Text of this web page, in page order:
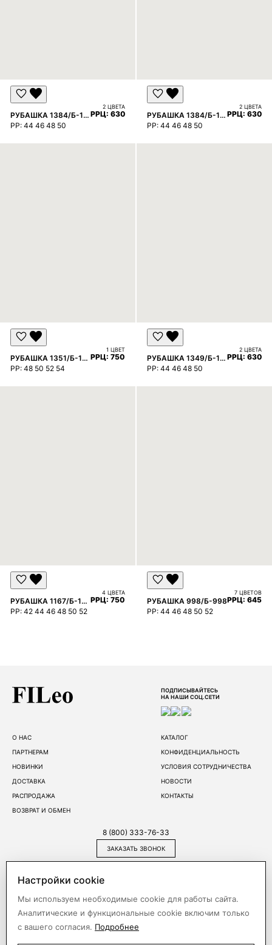
РУБАШКА 1384/Б-1384
2 ЦВЕТА
РРЦ: 6300 ₽
РР: 44 46 48 50
РУБАШКА 1384/Б-1384
2 ЦВЕТА
РРЦ: 6300
РР: 44 46 48 50
РУБАШКА 1351/Б-1351
1 ЦВЕТ
РРЦ: 7500 ₽
РР: 48 50 52 54
РУБАШКА 1349/Б-1349
2 ЦВЕТА
РРЦ: 6300
РР: 44 46 48 50
РУБАШКА 1167/Б-1167
4 ЦВЕТА
РРЦ: 7500 ₽
РР: 42 44 46 48 50 52
РУБАШКА 998/Б-998
7 ЦВЕТОВ
РРЦ: 6450
РР: 44 46 48 50 52
ПОДПИСЫВАЙТЕСЬ
НА НАШИ СОЦ.СЕТИ
О НАС
КАТАЛОГ
ПАРТНЕРАМ
КОНФИДЕНЦИАЛЬНОСТЬ
НОВИНКИ
УСЛОВИЯ СОТРУДНИЧЕСТВА
ДОСТАВКА
НОВОСТИ
РАСПРОДАЖА
КОНТАКТЫ
ВОЗВРАТ И ОБМЕН
8 (800) 333-76-33
ЗАКАЗАТЬ ЗВОНОК
Сормовский проезд,
109429 Москва
14-й км. МКАД. Новый
Настройки cookie
Мы используем необходимые cookie для работы сайта.
Аналитические и функциональные cookie включим только
с вашего согласия. Подробнее